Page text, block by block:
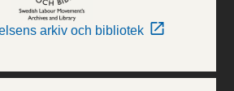
arkiv och bibliotek